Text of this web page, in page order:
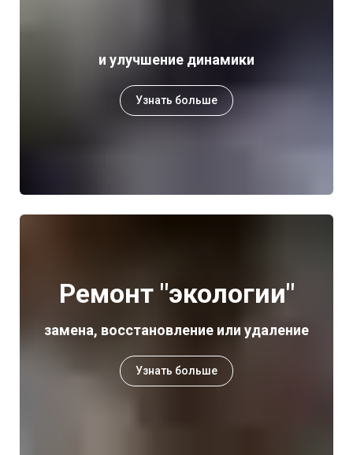
и улучшение динамики
Узнать больше
Ремонт "экологии"
замена, восстановление или удаление
Узнать больше